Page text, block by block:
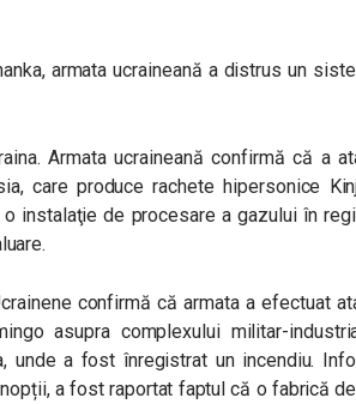
armata ucraineană a distrus un
Armata ucraineană confirmă că a
care produce rachete hipersonice
instalaţie de procesare a gazului în
confirmă că armata a efectuat
asupra complexului militar-
unde a fost înregistrat un incendiu.
a fost raportat faptul că o fabrică